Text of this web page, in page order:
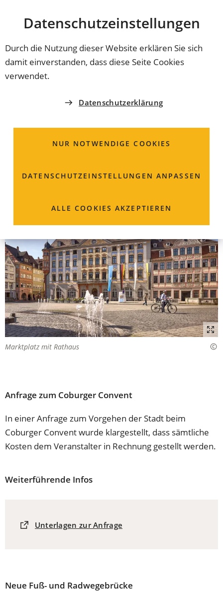
Datenschutz­einstellungen
Durch die Nutzung dieser Website erklären Sie sich
damit einverstanden, dass diese Seite Cookies
verwendet.
Datenschutzerklärung
NUR NOTWENDIGE COOKIES
DATENSCHUTZ­EINSTELLUNGEN ANPASSEN
ALLE COOKIES AKZEPTIEREN
INHALT ANSPRINGEN
Coburg
anderem stand die Entscheidung zur einer neuen
Marktplatz mit Rathaus
Anfrage zum Coburger Convent
In einer Anfrage zum Vorgehen der Stadt beim
Coburger Convent wurde klargestellt, dass sämtliche
Kosten dem Veranstalter in Rechnung gestellt werden.
Weiterführende Infos
Unterlagen zur Anfrage
(Öffnet
Neue Fuß- und Radwegebrücke